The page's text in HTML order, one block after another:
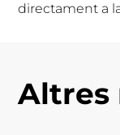
directament a
Altres